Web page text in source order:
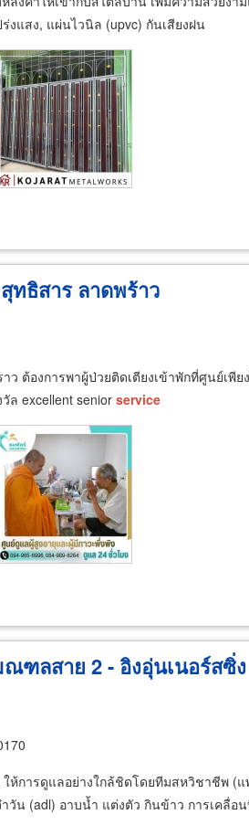
แสง, แผ่นไวนิล (upvc) กันเสียงฝน
ทธิสาร ลาดพร้าว
ต้องการพาผู้ป่วยติดเตียงเข้าพักที่ศูนย์เ
excellent senior service
ฑลสาย 2 - อิงอุ่นเนอร์สซิ่ง
การดูแลอย่างใกล้ชิดโดยทีมสหวิชาชีพ (
น (adl) อาบน้ำ แต่งตัว กินข้าว การเคลื่อ